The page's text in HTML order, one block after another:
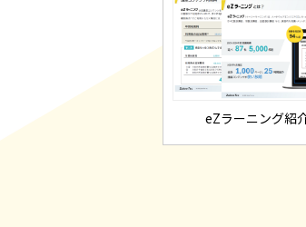
eZラーニング紹